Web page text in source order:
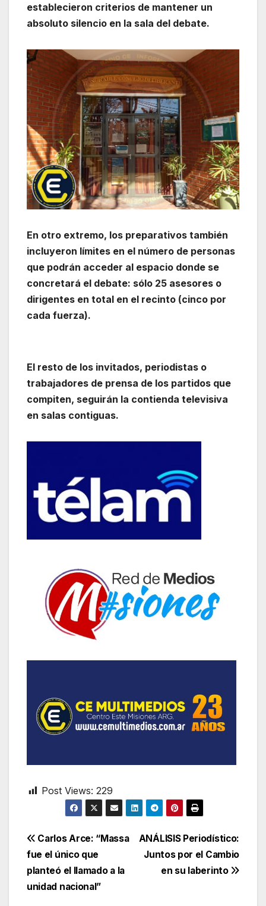
establecieron criterios de mantener un
absoluto silencio en la sala del debate.
En otro extremo, los preparativos también
incluyeron límites en el número de personas
que podrán acceder al espacio donde se
concretará el debate: sólo 25 asesores o
dirigentes en total en el recinto (cinco por
cada fuerza).
El resto de los invitados, periodistas o
trabajadores de prensa de los partidos que
compiten, seguirán la contienda televisiva
en salas contiguas.
Post Views: 229
Navegación
de
entradas
ANÁLISIS Periodístico:
Juntos por el Cambio
en su laberinto
Carlos Arce: “Massa
fue el único que
planteó el llamado a la
unidad nacional”